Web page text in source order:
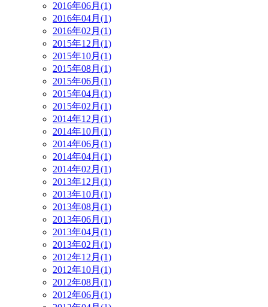
2016年06月(1)
2016年04月(1)
2016年02月(1)
2015年12月(1)
2015年10月(1)
2015年08月(1)
2015年06月(1)
2015年04月(1)
2015年02月(1)
2014年12月(1)
2014年10月(1)
2014年06月(1)
2014年04月(1)
2014年02月(1)
2013年12月(1)
2013年10月(1)
2013年08月(1)
2013年06月(1)
2013年04月(1)
2013年02月(1)
2012年12月(1)
2012年10月(1)
2012年08月(1)
2012年06月(1)